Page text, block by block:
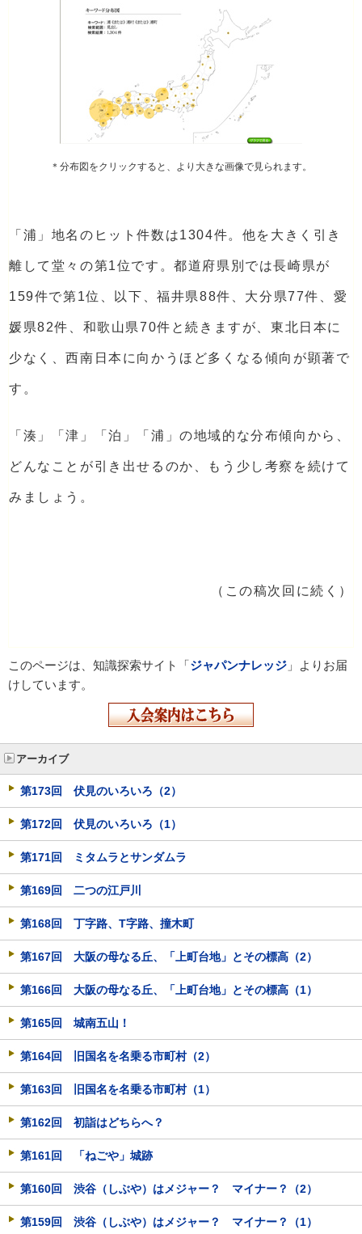
＊分布図をクリックすると、より大きな画像で見られます。
「浦」地名のヒット件数は1304件。他を大きく引き
離して堂々の第1位です。都道府県別では長崎県が
159件で第1位、以下、福井県88件、大分県77件、愛
媛県82件、和歌山県70件と続きますが、東北日本に
少なく、西南日本に向かうほど多くなる傾向が顕著で
す。
「湊」「津」「泊」「浦」の地域的な分布傾向から、
どんなことが引き出せるのか、もう少し考察を続けて
みましょう。
（この稿次回に続く）
このページは、知識探索サイト「ジャパンナレッジ 」よりお届
けしています。
アーカイブ
第173回 伏見のいろいろ（2）
第172回 伏見のいろいろ（1）
第171回 ミタムラとサンダムラ
第169回 二つの江戸川
第168回 丁字路、T字路、撞木町
第167回 大阪の母なる丘、「上町台地」とその標高（2）
第166回 大阪の母なる丘、「上町台地」とその標高（1）
第165回 城南五山！
第164回 旧国名を名乗る市町村（2）
第163回 旧国名を名乗る市町村（1）
第162回 初詣はどちらへ？
第161回 「ねごや」城跡
第160回 渋谷（しぶや）はメジャー？ マイナー？（2）
第159回 渋谷（しぶや）はメジャー？ マイナー？（1）